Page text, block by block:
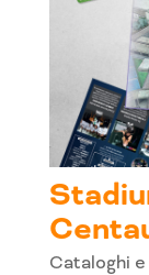
Cataloghi